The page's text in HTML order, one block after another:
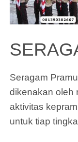
Seragam
dikenakan oleh
aktivitas
untuk tiap